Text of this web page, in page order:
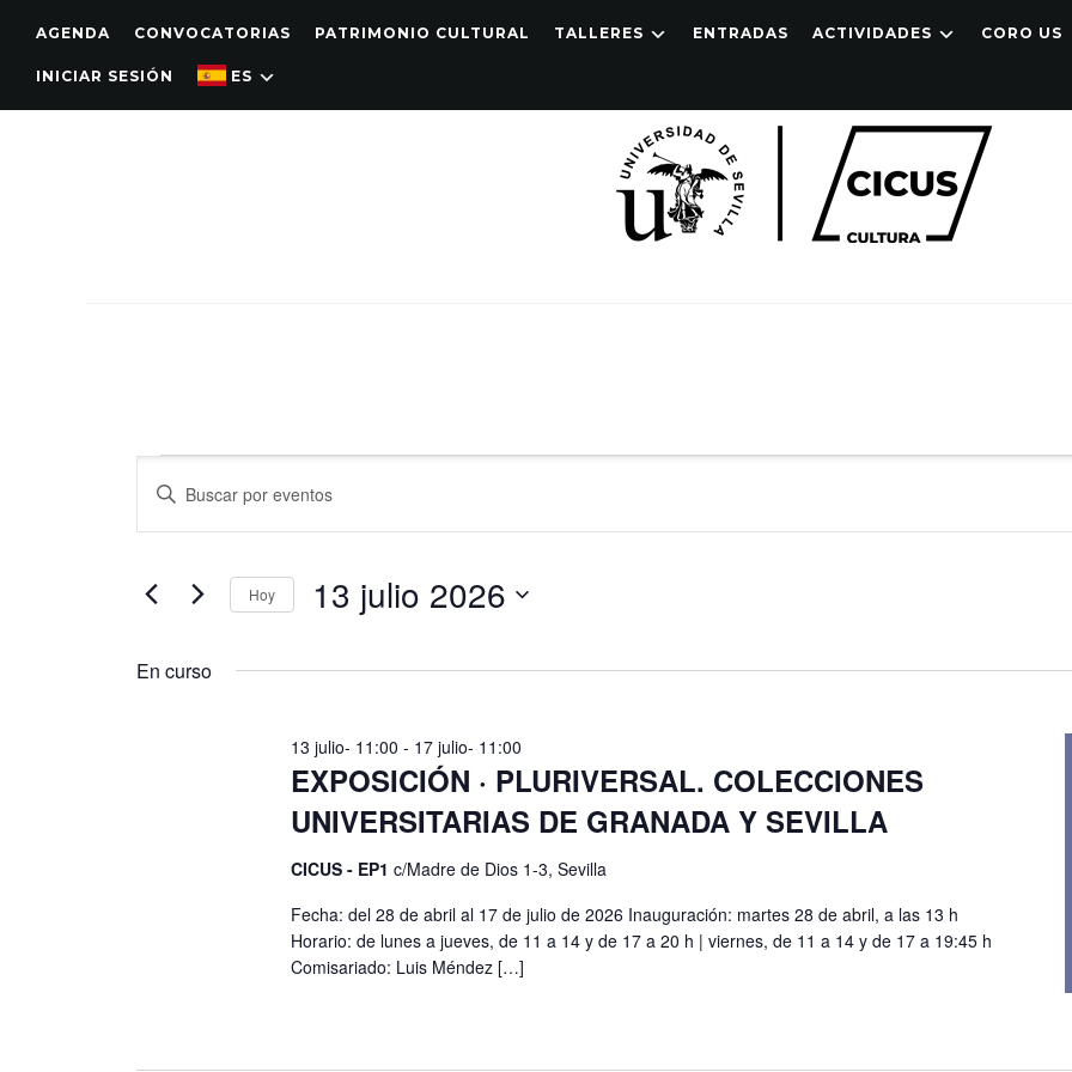
AGENDA CONVOCATORIAS PATRIMONIO CULTURAL TALLERES ENTRADAS ACTIVIDADES CORO US
INICIAR SESIÓN ES
Navegación
de
y
de
Introduce
clave.
para
Hoy 13 julio 2026
la
En curso
EXPOSICIÓN · PLURIVERSAL. COLECCIONES
UNIVERSITARIAS DE GRANADA Y SEVILLA
13 julio- 11:00 - 17 julio- 11:00
CICUS - EP1c/Madre de Dios 1-3, Sevilla
Fecha: del 28 de abril al 17 de julio de 2026 Inauguración: martes 28 de abril, a las 13 h
Horario: de lunes a jueves, de 11 a 14 y de 17 a 20 h | viernes, de 11 a 14 y de 17 a 19:45 h
Comisariado: Luis Méndez […]